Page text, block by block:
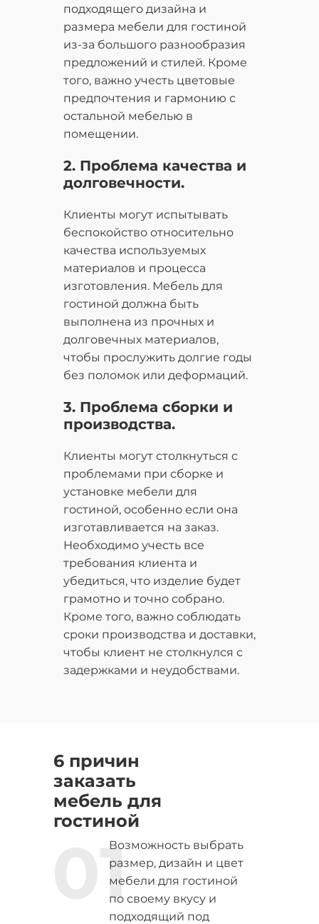
подходящего дизайна и
размера мебели для гостиной
из-за большого разнообразия
предложений и стилей. Кроме
того, важно учесть цветовые
предпочтения и гармонию с
остальной мебелью в
помещении.
2. Проблема качества и
долговечности.
Клиенты могут испытывать
беспокойство относительно
качества используемых
материалов и процесса
изготовления. Мебель для
гостиной должна быть
выполнена из прочных и
долговечных материалов,
чтобы прослужить долгие годы
без поломок или деформаций.
3. Проблема сборки и
производства.
Клиенты могут столкнуться с
проблемами при сборке и
установке мебели для
гостиной, особенно если она
изготавливается на заказ.
Необходимо учесть все
требования клиента и
убедиться, что изделие будет
грамотно и точно собрано.
Кроме того, важно соблюдать
сроки производства и доставки,
чтобы клиент не столкнулся с
задержками и неудобствами.
6 причин
заказать
мебель для
гостиной
Возможность выбрать
размер, дизайн и цвет
мебели для гостиной
по своему вкусу и
подходящий под
01